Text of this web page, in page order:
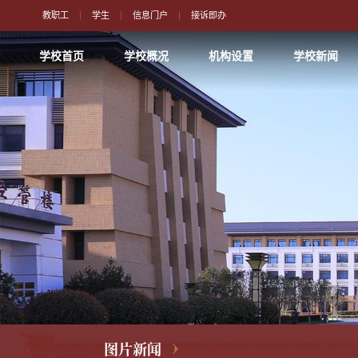
教职工 学生 信息门户 接诉即办
学校首页 学校概况 机构设置 学校新闻
图片新闻